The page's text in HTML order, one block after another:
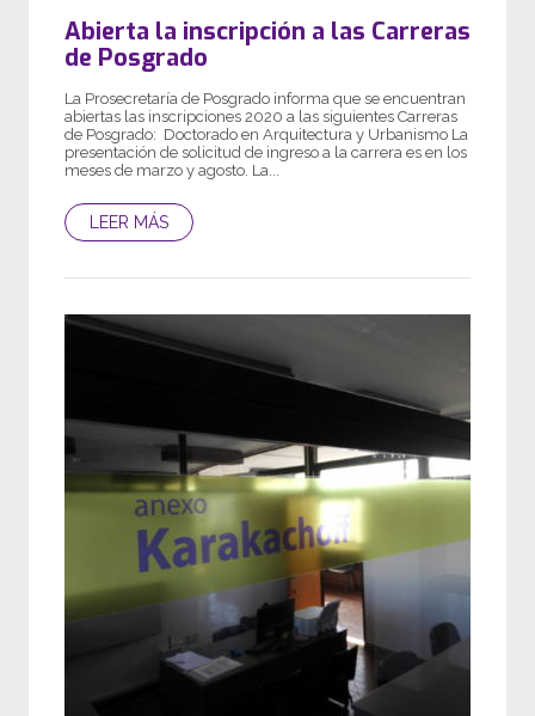
Abierta la inscripción a las Carreras
de Posgrado
La Prosecretaría de Posgrado informa que se encuentran
abiertas las inscripciones 2020 a las siguientes Carreras
de Posgrado: Doctorado en Arquitectura y Urbanismo La
presentación de solicitud de ingreso a la carrera es en los
meses de marzo y agosto. La...
LEER MÁS